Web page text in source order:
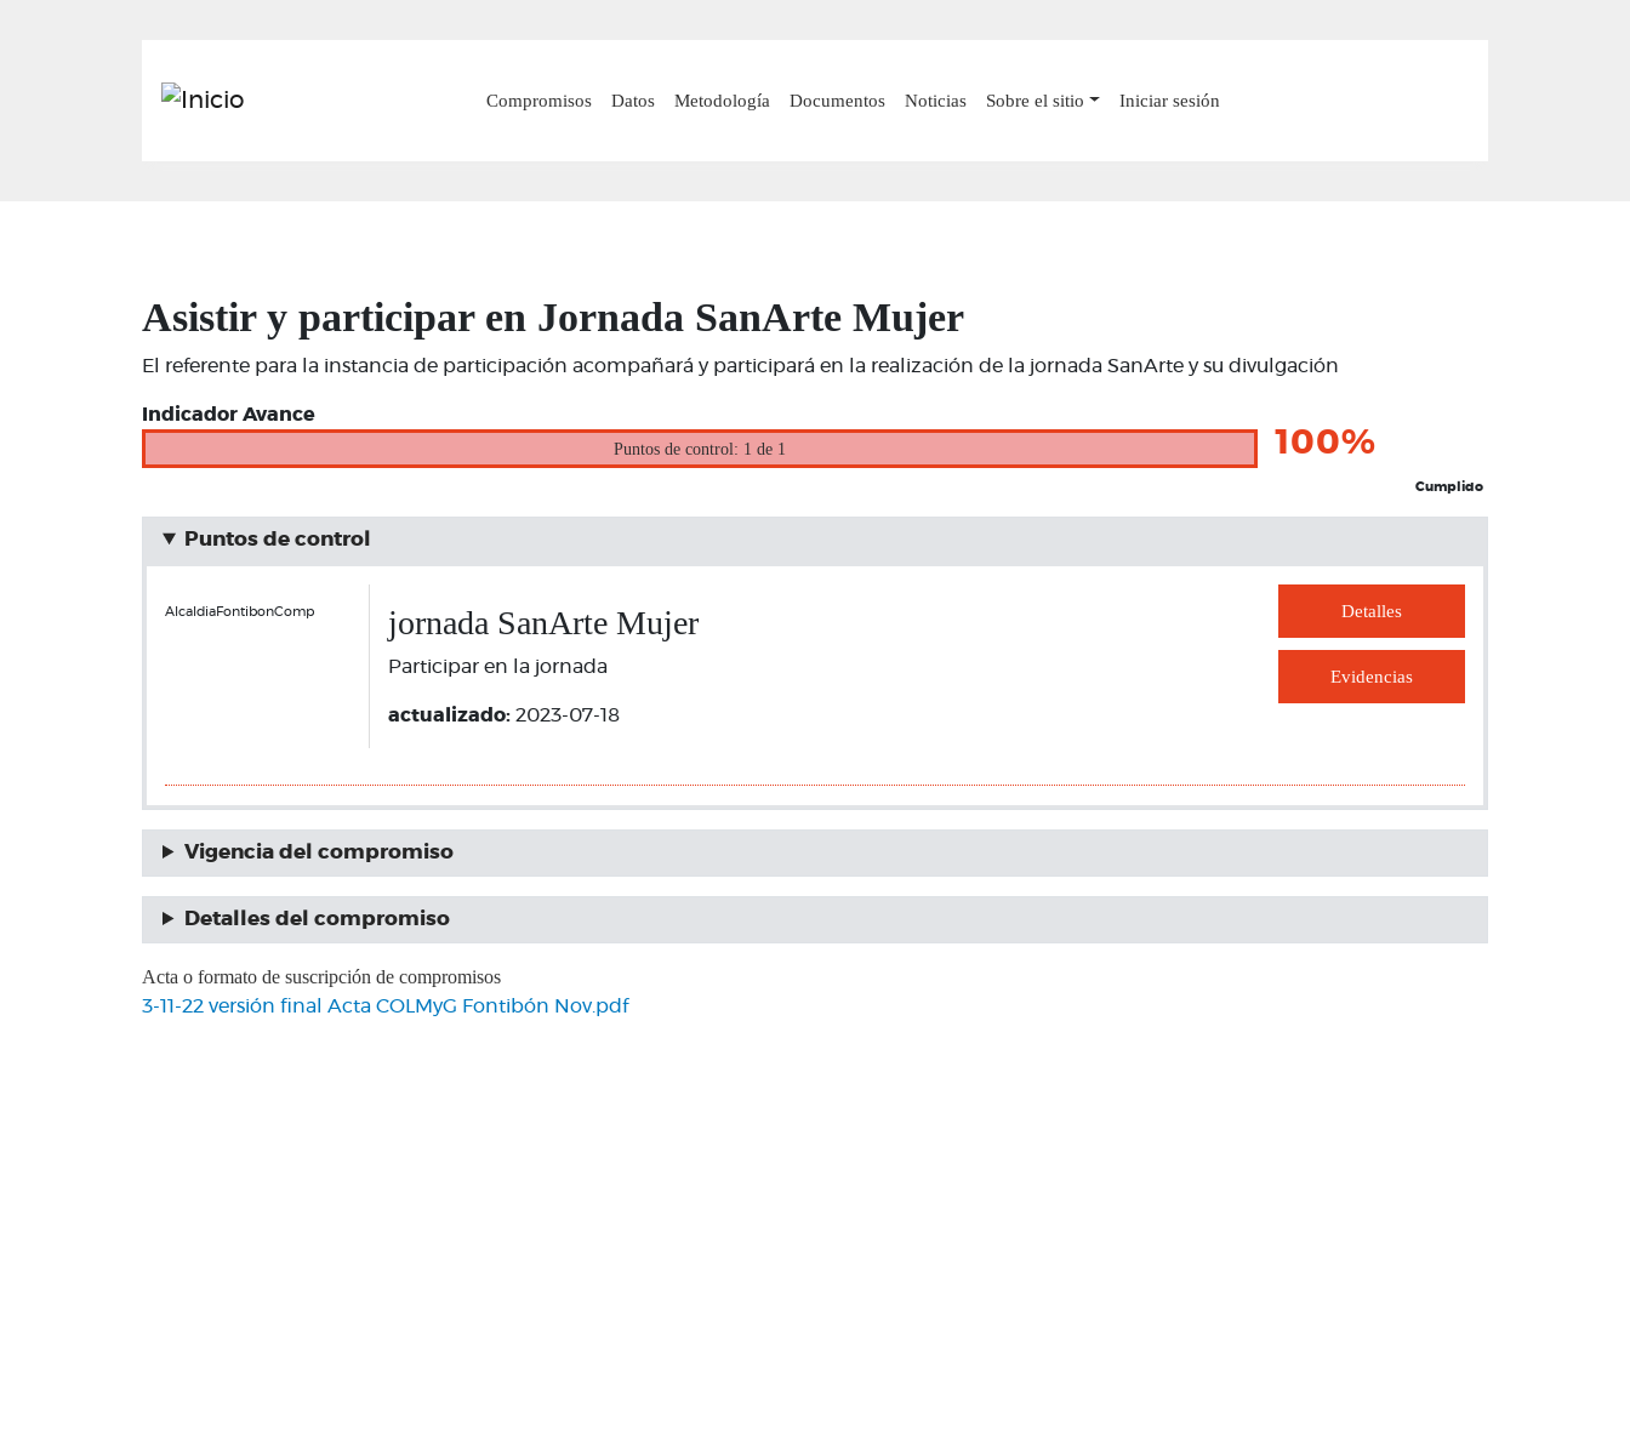
principal
Main navigation
Compromisos Datos Metodología Documentos Noticias Sobre el sitio Iniciar sesión
Asistir y participar en Jornada SanArte Mujer
El referente para la instancia de participación acompañará y participará en la realización de la jornada SanArte y su divulgación
Indicador Avance
Puntos de control: 1 de 1
100%
Cumplido
Puntos de control
AlcaldiaFontibonComp jornada SanArte Mujer
Participar en la jornada
actualizado: 2023-07-18
Detalles
Evidencias
Vigencia del compromiso
Detalles del compromiso
Acta o formato de suscripción de compromisos
3-11-22 versión final Acta COLMyG Fontibón Nov.pdf